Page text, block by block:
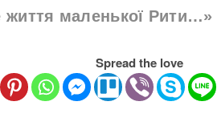
життя маленької Рити…»
Spread the love